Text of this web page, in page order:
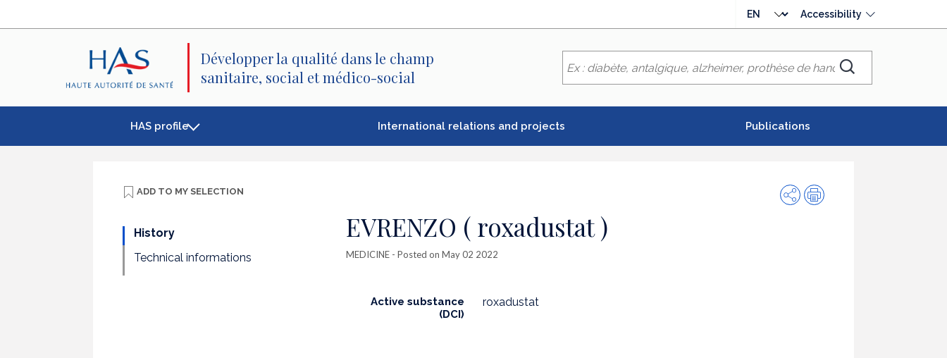
language
Accessibility
Développer la qualité dans le champ
sanitaire, social et médico-social
Chercher
HAS profile International relations and projects Publications
ADD TO MY SELECTION
History
Technical informations
SharePrint
EVRENZO ( roxadustat )
MEDICINE - Posted on May 02 2022
Active substance
(DCI)
roxadustat